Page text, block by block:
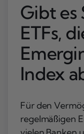
Gibt es
ETFs,
Index
Für den
regelmäßigen